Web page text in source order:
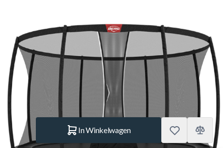
Trampoline 430 Grijs + Safety Net
Deluxe XL
SKU: BERG.35.44.87.02 Merk:Berg Toys
NIEUW
€ 1.479.– Op voorraad
Aantal
In Winkelwagen